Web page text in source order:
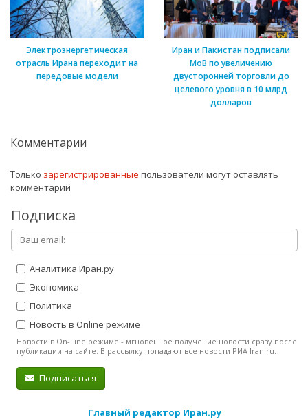
Электроэнергетическая
отрасль Ирана переходит на
передовые модели
Иран и Пакистан подписали
МоВ по увеличению
двусторонней торговли до
целевого уровня в 10 млрд
долларов
Комментарии
Только зарегистрированные пользователи могут оставлять
комментарий
Подписка
Аналитика Иран.ру
Экономика
Политика
Новость в Online режиме
Новости в On-Line режиме - мгновенное получение новости сразу после
публикации на сайте. В рассылку попадают все новости РИА Iran.ru.
Подписаться
Главный редактор Иран.ру